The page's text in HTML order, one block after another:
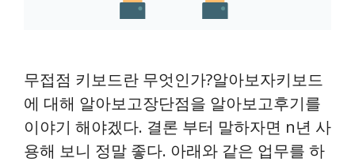
무접점 키보드란 무엇인가?알아보자키보드
에 대해 알아보고장단점을 알아보고후기를
이야기 해야겠다. 결론 부터 말하자면 n년 사
용해 보니 정말 좋다. 아래와 같은 업무를 하